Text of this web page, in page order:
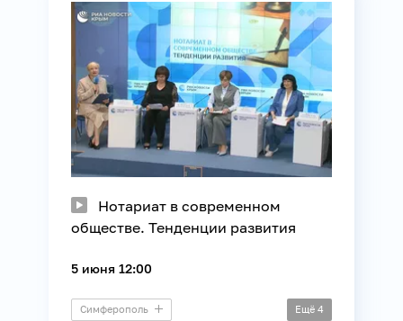
Юриспруденция
Нотариат в современном
обществе. Тенденции развития
5 июня 12:00
Симферополь Ещё 4